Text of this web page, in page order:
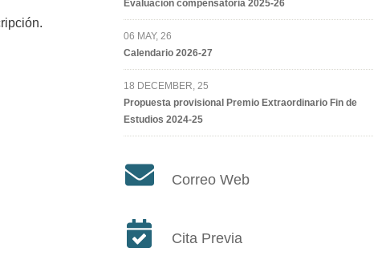
Evaluación compensatoria 2025-26
06 MAY, 26
Calendario 2026-27
18 DECEMBER, 25
Propuesta provisional Premio Extraordinario Fin de
Estudios 2024-25
Correo Web
Cita Previa